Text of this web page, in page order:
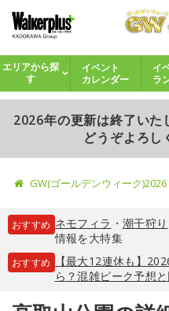
エリアから探
す
イベント
カレンダー
イ
ラ
2026年の更新は終了いた
どうぞよろし
GW(ゴールデンウィーク)2026
おすすめ ネモフィラ ・ 潮干狩り
情報を大特集
おすすめ
【最大12連休も】
ら？混雑ピーク予想